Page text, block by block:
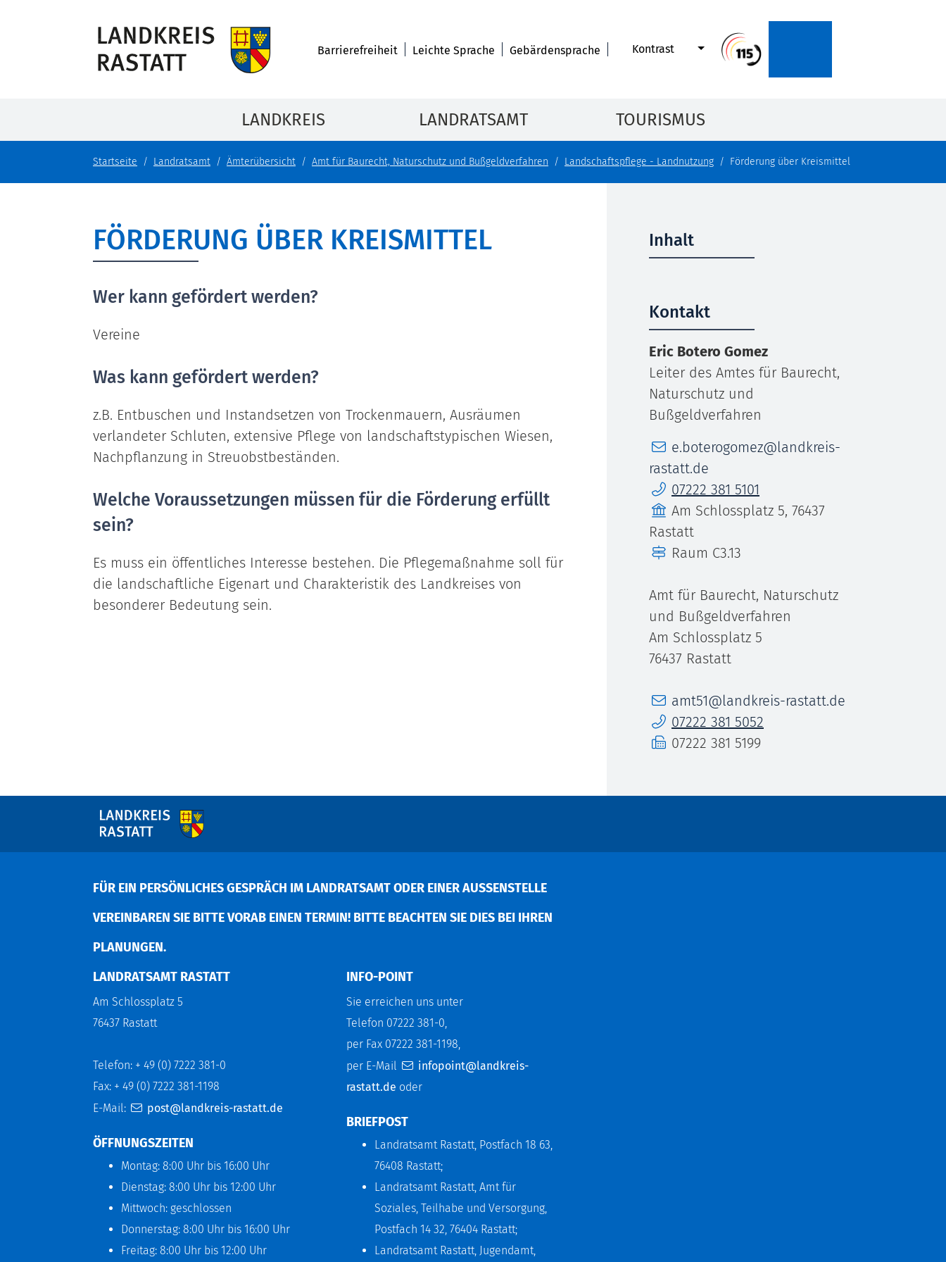
Barrierefreiheit Leichte Sprache Gebärdensprache Kontrast
LANDKREIS LANDRATSAMT TOURISMUS
Startseite Landratsamt Ämterübersicht Amt für Baurecht, Naturschutz und Bußgeldverfahren Landschaftspflege - Landnutzung Förderung über Kreismittel
FÖRDERUNG ÜBER KREISMITTEL
Wer kann gefördert werden?
Vereine
Was kann gefördert werden?
z.B. Entbuschen und Instandsetzen von Trockenmauern, Ausräumen
verlandeter Schluten, extensive Pflege von landschaftstypischen Wiesen,
Nachpflanzung in Streuobstbeständen.
Welche Voraussetzungen müssen für die Förderung erfüllt
sein?
Es muss ein öffentliches Interesse bestehen. Die Pflegemaßnahme soll für
die landschaftliche Eigenart und Charakteristik des Landkreises von
besonderer Bedeutung sein.
Inhalt
Kontakt
Eric Botero Gomez
Leiter des Amtes für Baurecht,
Naturschutz und
Bußgeldverfahren
E-Maile.boterogomez@landkreis-
rastatt.de
Telefon07222 381 5101
Gebäude
Am Schlossplatz 5, 76437
Rastatt
Raum C3.13
Amt für Baurecht, Naturschutz
und Bußgeldverfahren
Am Schlossplatz 5
76437 Rastatt
E-Mailamt51@landkreis-rastatt.de
Telefon07222 381 5052
Fax 07222 381 5199
FÜR EIN PERSÖNLICHES GESPRÄCH IM LANDRATSAMT ODER EINER AUSSENSTELLE V
EREINBAREN SIE BITTE VORAB EINEN TERMIN! BITTE BEACHTEN SIE DIES BEI IHREN P
LANUNGEN.
LANDRATSAMT RASTATT
Am Schlossplatz 5
76437 Rastatt
Telefon: + 49 (0) 7222 381-0
Fax: + 49 (0) 7222 381-1198
E-Mail:
post@landkreis-rastatt.de
ÖFFNUNGSZEITEN
Montag: 8:00 Uhr bis 16:00 Uhr
Dienstag: 8:00 Uhr bis 12:00 Uhr
Mittwoch: geschlossen
Donnerstag: 8:00 Uhr bis 16:00 Uhr
Freitag: 8:00 Uhr bis 12:00 Uhr
INFO-POINT
Sie erreichen uns unter
Telefon 07222 381-0,
per Fax 07222 381-1198,
per E-Mail
infopoint@landkreis-
rastatt.de oder
BRIEFPOST
Landratsamt Rastatt, Postfach 18 63,
76408 Rastatt;
Landratsamt Rastatt, Amt für
Soziales, Teilhabe und Versorgung,
Postfach 14 32, 76404 Rastatt;
Landratsamt Rastatt, Jugendamt,